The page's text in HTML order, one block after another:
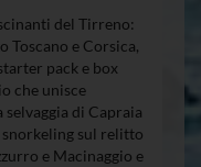
del Tirreno:
Toscano e Corsica,
pack e box
che unisce
selvaggia di Capraia
snorkeling sul relitto
e Macinaggio e